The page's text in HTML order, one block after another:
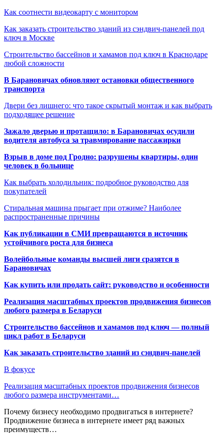
Как соотнести видеокарту с монитором
Как заказать строительство зданий из сэндвич-панелей под
ключ в Москве
Строительство бассейнов и хамамов под ключ в Краснодаре
любой сложности
В Барановичах обновляют остановки общественного
транспорта
Двери без лишнего: что такое скрытый монтаж и как выбрать
подходящее решение
Зажало дверью и протащило: в Барановичах осудили
водителя автобуса за травмирование пассажирки
Взрыв в доме под Гродно: разрушены квартиры, один
человек в больнице
Как выбрать холодильник: подробное руководство для
покупателей
Стиральная машина прыгает при отжиме? Наиболее
распространенные причины
Как публикации в СМИ превращаются в источник
устойчивого роста для бизнеса
Волейбольные команды высшей лиги сразятся в
Барановичах
Как купить или продать сайт: руководство и особенности
Реализация масштабных проектов продвижения бизнесов
любого размера в Беларуси
Строительство бассейнов и хамамов под ключ — полный
цикл работ в Беларуси
Как заказать строительство зданий из сэндвич-панелей
В фокусе
Реализация масштабных проектов продвижения бизнесов
любого размера инструментами…
Почему бизнесу необходимо продвигаться в интернете?
Продвижение бизнеса в интернете имеет ряд важных
преимуществ…